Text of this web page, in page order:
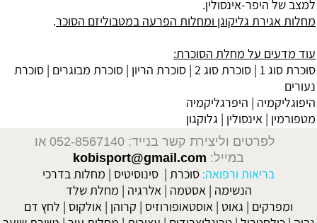
למצב של היפר-אינסולין.
מחלות אגירת גליקוגן ומחלות הפרעה במטבוליזם הסוכר.
עוד מדעים על מחלת הסוכרת:
סוכרת סוג 1
| סוכרת סוג 2 | סוכרת הריון | סוכרת מבוגרים | סוכרת
נעורים
היפוגליקמיה | היפרגליקמיה
מטפורמין | אינסולין | גלוקגון
לפרטים וליצירת קשר בנייד: 052-8567140
או
במייל: kobisport@gmail.com
בריאות ורפואה: סוכרת | סינוסיטיס | מחלות בדרכי
הנשימה | אסטמה | אלרגיה | מחלת שלד
ומפרקים | גאוט | אוסטאופורוזיס | קרוהן | אולקוס | לחץ דם